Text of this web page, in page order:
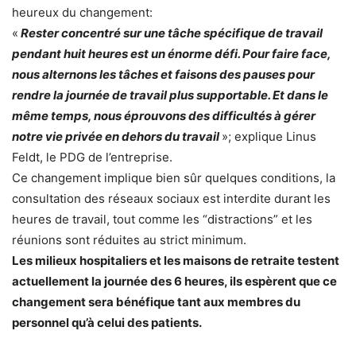
heureux du changement:
« Rester concentré sur une tâche spécifique de travail
pendant huit heures est un énorme défi. Pour faire face,
nous alternons les tâches et faisons des pauses pour
rendre la journée de travail plus supportable. Et dans le
même temps, nous éprouvons des difficultés à gérer
notre vie privée en dehors du travail »; explique Linus
Feldt, le PDG de l’entreprise.
Ce changement implique bien sûr quelques conditions, la
consultation des réseaux sociaux est interdite durant les
heures de travail, tout comme les “distractions” et les
réunions sont réduites au strict minimum.
Les milieux hospitaliers et les maisons de retraite testent
actuellement la journée des 6 heures, ils espèrent que ce
changement sera bénéfique tant aux membres du
personnel qu’à celui des patients.